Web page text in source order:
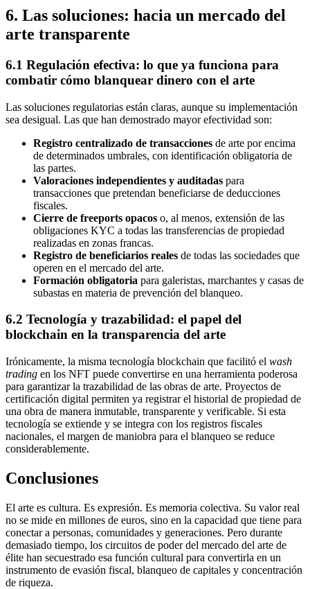
6. Las soluciones: hacia un mercado del
arte transparente
6.1 Regulación efectiva: lo que ya funciona para
combatir cómo blanquear dinero con el arte
Las soluciones regulatorias están claras, aunque su implementación
sea desigual. Las que han demostrado mayor efectividad son:
Registro centralizado de transacciones de arte por encima
de determinados umbrales, con identificación obligatoria de
las partes.
Valoraciones independientes y auditadas para
transacciones que pretendan beneficiarse de deducciones
fiscales.
Cierre de freeports opacos o, al menos, extensión de las
obligaciones KYC a todas las transferencias de propiedad
realizadas en zonas francas.
Registro de beneficiarios reales de todas las sociedades que
operen en el mercado del arte.
Formación obligatoria para galeristas, marchantes y casas de
subastas en materia de prevención del blanqueo.
6.2 Tecnología y trazabilidad: el papel del
blockchain en la transparencia del arte
Irónicamente, la misma tecnología blockchain que facilitó el wash
trading en los NFT puede convertirse en una herramienta poderosa
para garantizar la trazabilidad de las obras de arte. Proyectos de
certificación digital permiten ya registrar el historial de propiedad de
una obra de manera inmutable, transparente y verificable. Si esta
tecnología se extiende y se integra con los registros fiscales
nacionales, el margen de maniobra para el blanqueo se reduce
considerablemente.
Conclusiones
El arte es cultura. Es expresión. Es memoria colectiva. Su valor real
no se mide en millones de euros, sino en la capacidad que tiene para
conectar a personas, comunidades y generaciones. Pero durante
demasiado tiempo, los circuitos de poder del mercado del arte de
élite han secuestrado esa función cultural para convertirla en un
instrumento de evasión fiscal, blanqueo de capitales y concentración
de riqueza.